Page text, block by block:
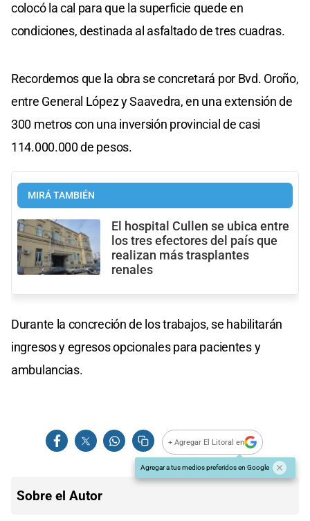
colocó la cal para que la superficie quede en
condiciones, destinada al asfaltado de tres cuadras.
Recordemos que la obra se concretará por Bvd. Oroño,
entre General López y Saavedra, en una extensión de
300 metros con una inversión provincial de casi
114.000.000 de pesos.
MIRÁ TAMBIÉN
El hospital Cullen se ubica entre
los tres efectores del país que
realizan más trasplantes
renales
Durante la concreción de los trabajos, se habilitarán
ingresos y egresos opcionales para pacientes y
ambulancias.
+ Agregar El Litoral en
Agregar a tus medios preferidos en Google
Sobre el Autor